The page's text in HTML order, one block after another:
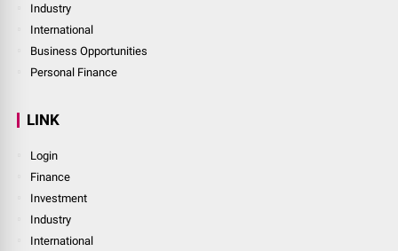
Industry
International
Business Opportunities
Personal Finance
LINK
Login
Finance
Investment
Industry
International